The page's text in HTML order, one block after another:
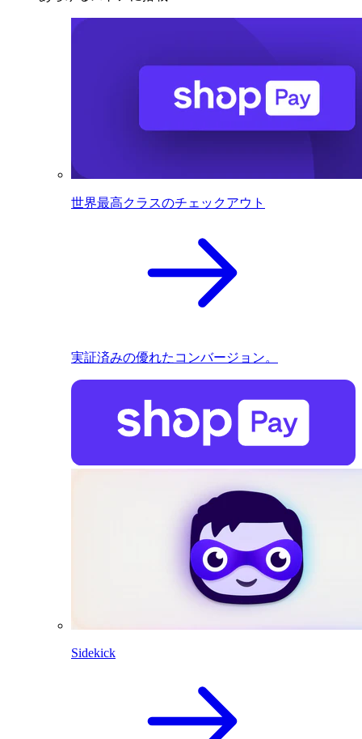
世界最高クラスのチェックアウト
実証済みの優れたコンバージョン。
Sidekick